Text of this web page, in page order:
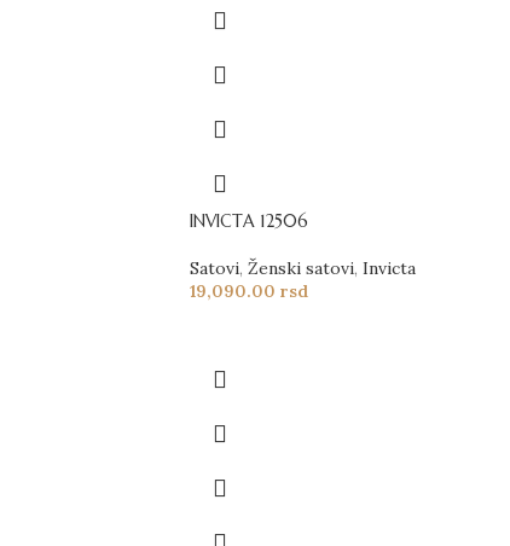
INVICTA 12506
Satovi, Ženski satovi, Invicta
19,090.00 rsd